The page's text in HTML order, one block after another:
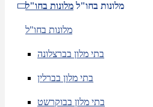
מלונות בחו"ל מלונות בחו"ל
מלונות בחו"ל
בתי מלון בברצלונה
בתי מלון בברלין
בתי מלון בבוקרשט